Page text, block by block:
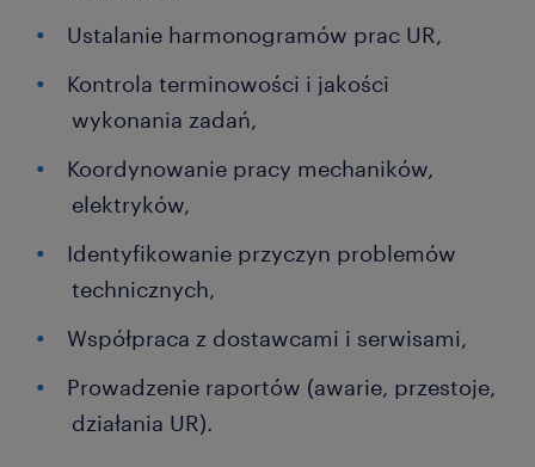
Ustalanie harmonogramów prac UR,
Kontrola terminowości i jakości
wykonania zadań,
Koordynowanie pracy mechaników,
elektryków,
Identyfikowanie przyczyn problemów
technicznych,
Współpraca z dostawcami i serwisami,
Prowadzenie raportów (awarie, przestoje,
działania UR).